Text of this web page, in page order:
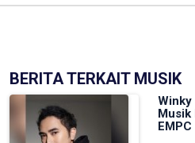
BERITA TERKAIT MUSIK
Winky
Musik
EMPC